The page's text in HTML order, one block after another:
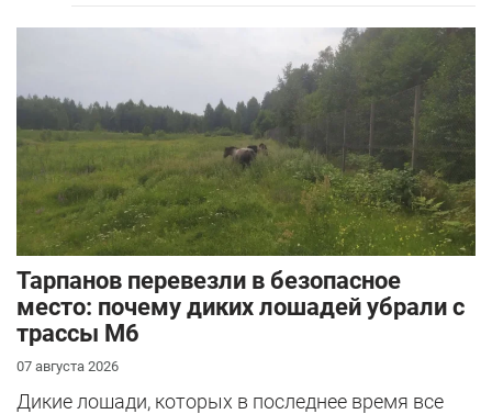
Тарпанов перевезли в безопасное
место: почему диких лошадей убрали с
трассы М6
07 августа 2026
Дикие лошади, которых в последнее время все